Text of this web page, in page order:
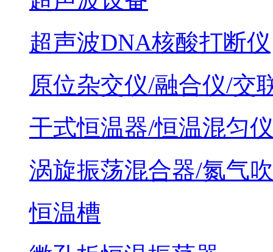
超声波DNA核酸打断仪
原位杂交仪/融合仪/交
干式恒温器/恒温混匀仪
涡旋振荡混合器/氮气
恒温槽